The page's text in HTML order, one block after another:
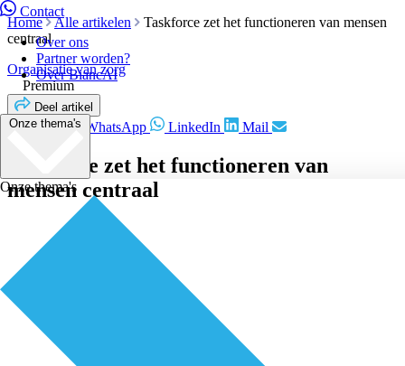
Contact
Over ons
Partner worden?
Over BiancAI
Onze thema's
Onze thema's
Home Alle artikelen
Taskforce zet het functioneren van mensen
centraal
Organisatie van zorg
Premium
Deel artikel
Facebook WhatsApp LinkedIn Mail
Taskforce zet het functioneren van
mensen centraal